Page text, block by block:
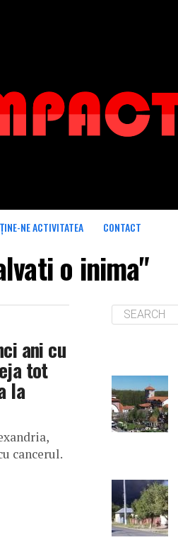
NE ACTIVITATEA CONTACT
o inima"
ani cu
tot
la
cancerul.